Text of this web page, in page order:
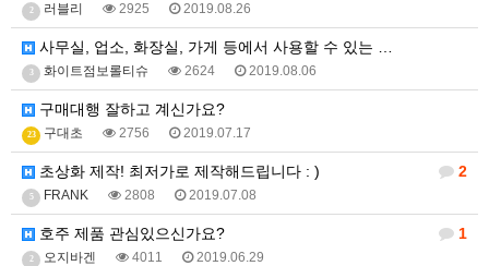
2 러블리 2925 2019.08.26
사무실, 업소, 화장실, 가게 등에서 사용할 수 있는 …
3 화이트점보롤티슈 2624 2019.08.06
구매대행 잘하고 계신가요?
23 구대초 2756 2019.07.17
2
초상화 제작! 최저가로 제작해드립니다 : )
5 FRANK 2808 2019.07.08
1
호주 제품 관심있으신가요?
2 오지바겐 4011 2019.06.29